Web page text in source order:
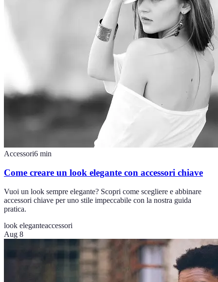
Accessori6 min
Come creare un look elegante con accessori chiave
Vuoi un look sempre elegante? Scopri come scegliere e abbinare
accessori chiave per uno stile impeccabile con la nostra guida
pratica.
look eleganteaccessori
Aug 8